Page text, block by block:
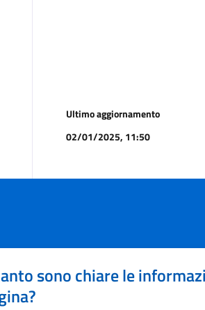
Ultimo aggiornamento
02/01/2025, 11:50
sono chiare le